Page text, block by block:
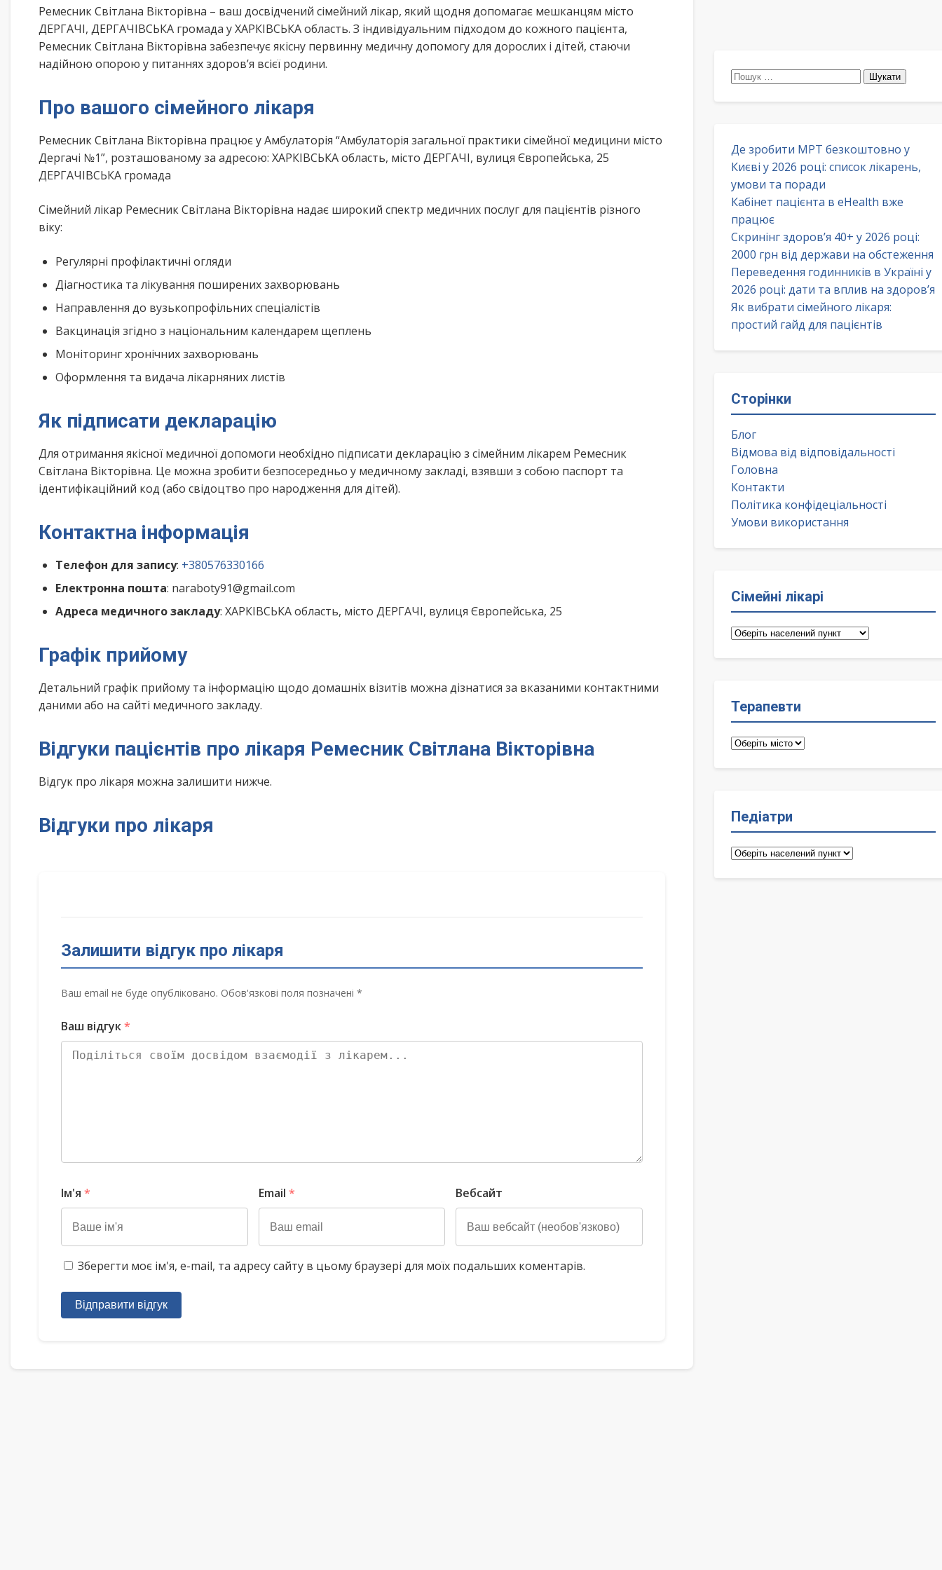
Ремесник Світлана Вікторівна – ваш досвідчений сімейний лікар, який щодня допомагає мешканцям місто
ДЕРГАЧІ, ДЕРГАЧІВСЬКА громада у ХАРКІВСЬКА область. З індивідуальним підходом до кожного пацієнта,
Ремесник Світлана Вікторівна забезпечує якісну первинну медичну допомогу для дорослих і дітей, стаючи
надійною опорою у питаннях здоров’я всієї родини.
Про вашого сімейного лікаря
Ремесник Світлана Вікторівна працює у Амбулаторія “Амбулаторія загальної практики сімейної медицини місто
Дергачі №1”, розташованому за адресою: ХАРКІВСЬКА область, місто ДЕРГАЧІ, вулиця Європейська, 25
ДЕРГАЧІВСЬКА громада
Сімейний лікар Ремесник Світлана Вікторівна надає широкий спектр медичних послуг для пацієнтів різного
віку:
Регулярні профілактичні огляди
Діагностика та лікування поширених захворювань
Направлення до вузькопрофільних спеціалістів
Вакцинація згідно з національним календарем щеплень
Моніторинг хронічних захворювань
Оформлення та видача лікарняних листів
Як підписати декларацію
Для отримання якісної медичної допомоги необхідно підписати декларацію з сімейним лікарем Ремесник
Світлана Вікторівна. Це можна зробити безпосередньо у медичному закладі, взявши з собою паспорт та
ідентифікаційний код (або свідоцтво про народження для дітей).
Контактна інформація
Телефон для запису: +380576330166
Електронна пошта: naraboty91@gmail.com
Адреса медичного закладу: ХАРКІВСЬКА область, місто ДЕРГАЧІ, вулиця Європейська, 25
Графік прийому
Детальний графік прийому та інформацію щодо домашніх візитів можна дізнатися за вказаними контактними
даними або на сайті медичного закладу.
Відгуки пацієнтів про лікаря Ремесник Світлана Вікторівна
Відгук про лікаря можна залишити нижче.
Відгуки про лікаря
Залишити відгук про лікаря
Ваш email не буде опубліковано. Обов'язкові поля позначені *
Ваш відгук*
Ім'я * Email * Вебсайт
Зберегти моє ім'я, e-mail, та адресу сайту в цьому браузері для моїх подальших коментарів.
Відправити відгук
Пошук:
Де зробити МРТ безкоштовно у
Києві у 2026 році: список лікарень,
умови та поради
Кабінет пацієнта в eHealth вже
працює
Скринінг здоров’я 40+ у 2026 році:
2000 грн від держави на обстеження
Переведення годинників в Україні у
2026 році: дати та вплив на здоров’я
Як вибрати сімейного лікаря:
простий гайд для пацієнтів
Сторінки
Блог
Відмова від відповідальності
Головна
Контакти
Політика конфідеціальності
Умови використання
Сімейні лікарі
Сімейні
Терапевти
Терапевти
Педіатри
Педіатри